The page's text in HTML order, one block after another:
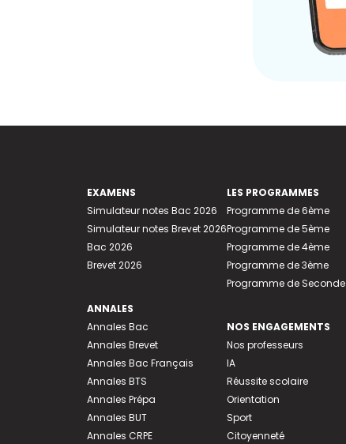
EXAMENS
Simulateur notes Bac 2026
Simulateur notes Brevet 2026
Bac 2026
Brevet 2026
ANNALES
Annales Bac
Annales Brevet
Annales Bac Français
Annales BTS
Annales Prépa
Annales BUT
Annales CRPE
LES PROGRAMMES
Programme de 6ème
Programme de 5ème
Programme de 4ème
Programme de 3ème
Programme de Seconde
NOS ENGAGEMENTS
Nos professeurs
IA
Réussite scolaire
Orientation
Sport
Citoyenneté